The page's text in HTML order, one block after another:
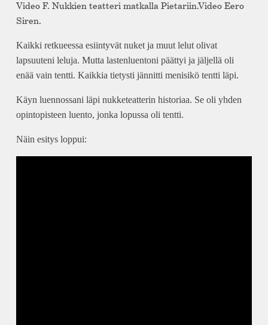
Video F. Nukkien teatteri matkalla Pietariin.Video Eero
Siren.
Kaikki retkueessa esiintyvät nuket ja muut lelut olivat
lapsuuteni leluja. Mutta lastenluentoni päättyi ja jäljellä oli
enää vain tentti. Kaikkia tietysti jännitti menisikö tentti läpi.
Käyn luennossani läpi nukketeatterin historiaa. Se oli yhden
opintopisteen luento, jonka lopussa oli tentti.
Näin esitys loppui: